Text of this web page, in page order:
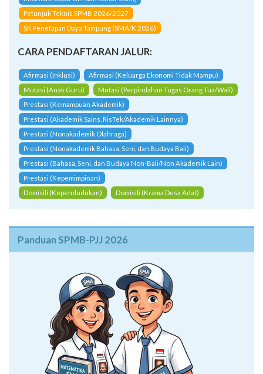
Petunjuk Teknis SPMB 2026/2027
SK Penetapan Daya Tampung (SMA/K 2026)
CARA PENDAFTARAN JALUR:
Afirmasi (Inklusi)
Afirmasi (Keluarga Ekonomi Tidak Mampu)
Mutasi (Anak Guru)
Mutasi (Perpindahan Tugas Orang Tua/Wali)
Prestasi (Kemampuan Akademik)
Prestasi (Akademik Sains, RisTek/Akademik Lainnya)
Prestasi (Nonakademik Olahraga)
Prestasi (Nonakademik Bahasa, Seni, dan Budaya Bali)
Prestasi (Bahasa, Seni, dan Budaya Non-Bali/Non Akademik Lain)
Prestasi (Kepemimpinan)
Domisili (Kependudukan)
Domisili (Krama Desa Adat)
Panduan SPMB-PJJ 2026